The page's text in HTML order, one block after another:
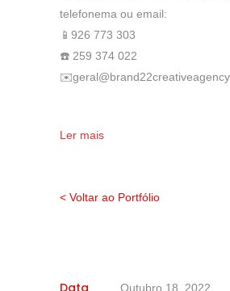
telefonema ou email:
📱926 773 303
☎️ 259 374 022
Ler mais
< Voltar ao Portfólio
Data Outubro 18, 2022